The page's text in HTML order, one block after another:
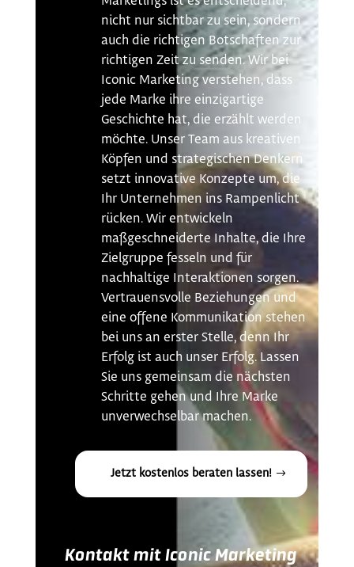
nicht nur sichtbar zu sein, sondern
auch die richtigen Botschaften zur
richtigen Zeit zu senden. Wir bei
Iconic Marketing verstehen, dass
jede Marke ihre einzigartige
Geschichte hat, die erzählt werden
möchte. Unser Team aus kreativen
Köpfen und strategischen Denkern
setzt innovative Konzepte um, die
Ihr Unternehmen ins Rampenlicht
rücken. Wir entwickeln
maßgeschneiderte Inhalte, die Ihre
Zielgruppe fesseln und für
nachhaltige Interaktionen sorgen.
Vertrauensvolle Beziehungen und
eine offene Kommunikation stehen
bei uns an erster Stelle, denn Ihr
Erfolg ist auch unser Erfolg. Lassen
Sie uns gemeinsam die nächsten
Schritte gehen und Ihre Marke
unverwechselbar machen.
Jetzt kostenlos beraten lassen!
Kontakt mit Iconic Marketing